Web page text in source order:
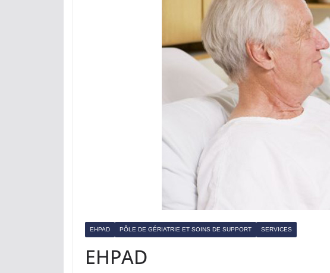
EHPAD PÔLE DE GÉRIATRIE ET SOINS DE SUPPORT SERVICES
EHPAD